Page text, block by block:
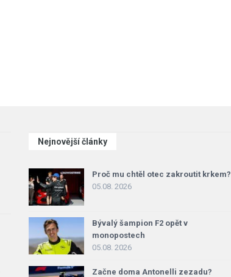
Nejnovější články
Proč mu chtěl otec zakroutit krkem?
05.08. 2026
Bývalý šampion F2 opět v
monopostech
05.08. 2026
Začne doma Antonelli zezadu?